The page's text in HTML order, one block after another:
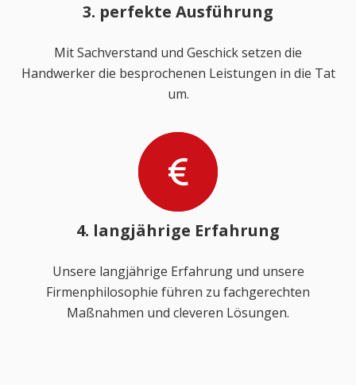
3. perfekte Ausführung
Mit Sachverstand und Geschick setzen die
Handwerker die besprochenen Leistungen in die Tat
um.
4. langjährige Erfahrung
Unsere langjährige Erfahrung und unsere
Firmenphilosophie führen zu fachgerechten
Maßnahmen und cleveren Lösungen.